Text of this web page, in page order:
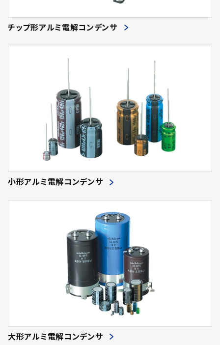
チップ形アルミ電解コンデンサ
小形アルミ電解コンデンサ
大形アルミ電解コンデンサ